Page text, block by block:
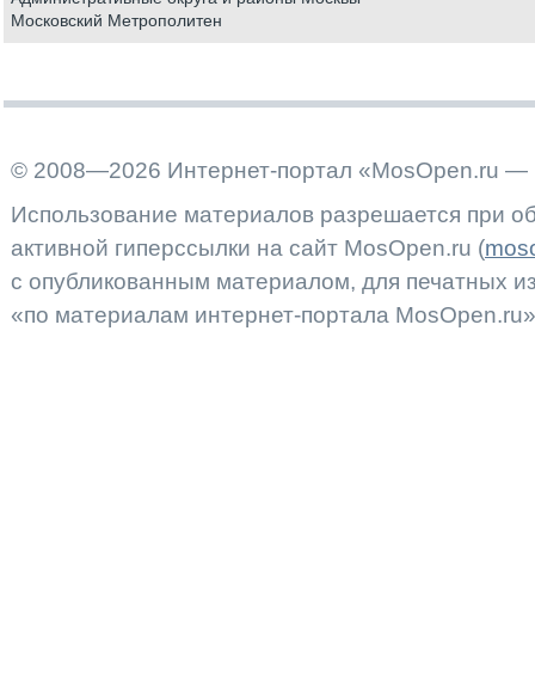
Московский Метрополитен
© 2008—2026 Интернет-портал «MosOpen.ru —
Использование материалов разрешается при
активной гиперссылки на сайт MosOpen.ru (
с опубликованным материалом, для печатных
«по материалам интернет-портала